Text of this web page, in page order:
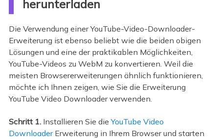
herunterladen
Die Verwendung einer YouTube-Video-Downloader-
Erweiterung ist ebenso beliebt wie die beiden obigen
Lösungen und eine der praktikablen Möglichkeiten,
YouTube-Videos zu WebM zu konvertieren. Weil die
meisten Browsererweiterungen ähnlich funktionieren,
möchte ich Ihnen zeigen, wie Sie die Erweiterung
YouTube Video Downloader verwenden.
Schritt 1. Installieren Sie dieYouTube Video
DownloaderErweiterung in Ihrem Browser und starten